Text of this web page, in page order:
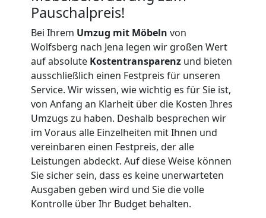
Pauschalpreis!
Bei Ihrem Umzug mit Möbeln von
Wolfsberg nach Jena legen wir großen Wert
auf absolute Kostentransparenz und bieten
ausschließlich einen Festpreis für unseren
Service. Wir wissen, wie wichtig es für Sie ist,
von Anfang an Klarheit über die Kosten Ihres
Umzugs zu haben. Deshalb besprechen wir
im Voraus alle Einzelheiten mit Ihnen und
vereinbaren einen Festpreis, der alle
Leistungen abdeckt. Auf diese Weise können
Sie sicher sein, dass es keine unerwarteten
Ausgaben geben wird und Sie die volle
Kontrolle über Ihr Budget behalten.
Wolfsberg
Büroumzug
Wolfsberg
Expressumzug
Wolfsberg
Tragehilfe